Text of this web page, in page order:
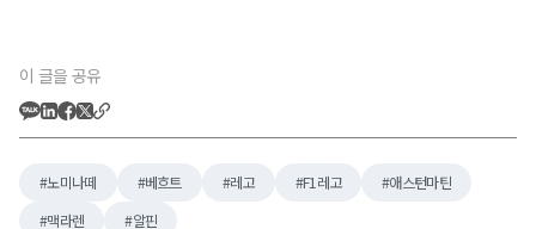
이 글을 공유
노미나떼 베흐트 레고 F1레고
애스턴마틴
맥라렌
알핀